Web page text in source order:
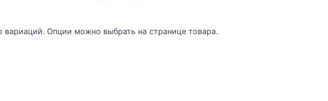
вариаций. Опции можно выбрать на странице товара.